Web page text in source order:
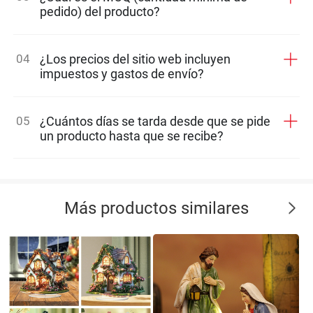
pedido) del producto?
04
¿Los precios del sitio web incluyen
impuestos y gastos de envío?
05
¿Cuántos días se tarda desde que se pide
un producto hasta que se recibe?
Más productos similares